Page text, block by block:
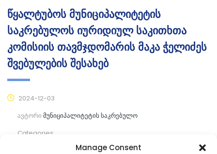
Manage Consent
წყალტუბოს მუნიციპალიტეტის
საკრებულოს იურიდიულ საკითხთა
კომისიის თავმჯდომარის მაკა ჭელიძეს
შვებულების შესახებ
2024-12-03
ავტორი მუნიციპალიტეტის საკრებულო
Categories:
კომენტარები ჯერ არ არის